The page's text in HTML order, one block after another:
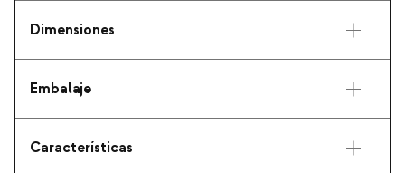
Dimensiones
Embalaje
Características